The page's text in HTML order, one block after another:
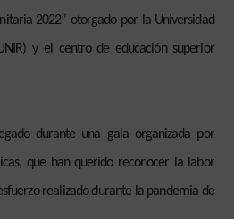
2022” otorgado por la Universidad
y el centro de educación superior
durante una gala organizada por
que han querido reconocer la labor
realizado durante la pandemia de